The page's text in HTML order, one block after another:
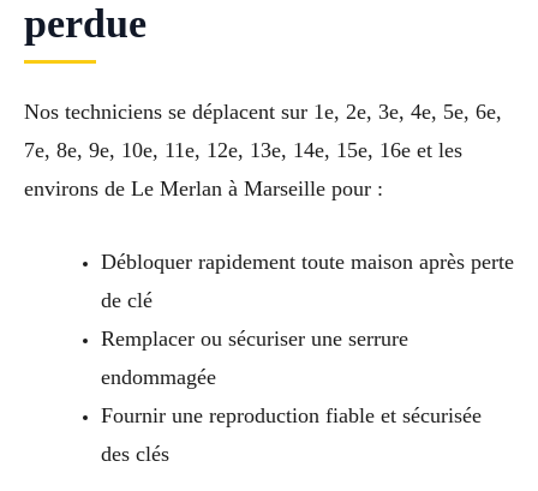
perdue
Nos techniciens se déplacent sur 1e, 2e, 3e, 4e, 5e, 6e,
7e, 8e, 9e, 10e, 11e, 12e, 13e, 14e, 15e, 16e et les
environs de Le Merlan à Marseille pour :
Débloquer rapidement toute maison après perte
de clé
Remplacer ou sécuriser une serrure
endommagée
Fournir une reproduction fiable et sécurisée
des clés